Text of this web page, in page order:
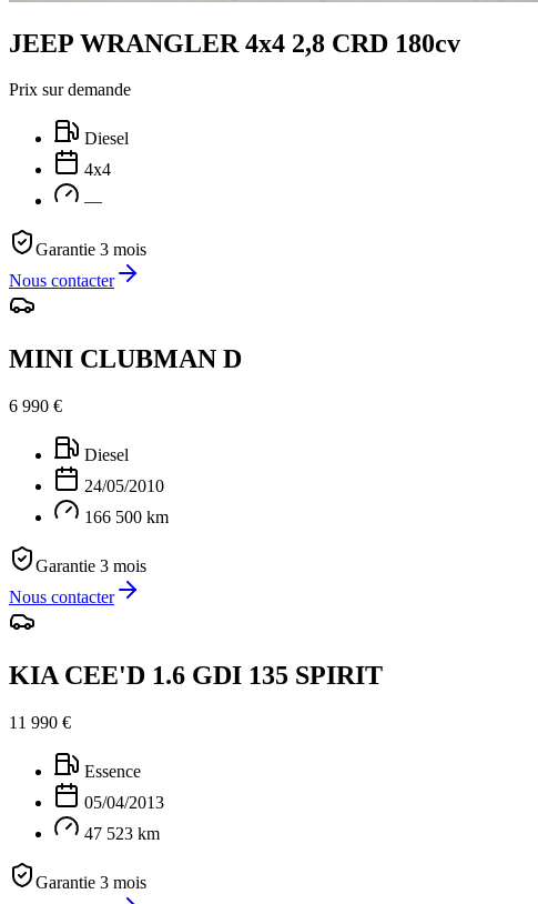
JEEP WRANGLER 4x4 2,8 CRD 180cv
Prix sur demande
Diesel
4x4
—
Garantie 3 mois
Nous contacter
MINI CLUBMAN D
6 990 €
Diesel
24/05/2010
166 500 km
Garantie 3 mois
Nous contacter
KIA CEE'D 1.6 GDI 135 SPIRIT
11 990 €
Essence
05/04/2013
47 523 km
Garantie 3 mois